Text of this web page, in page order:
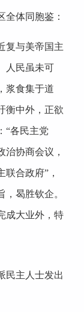
全体同胞鉴：
复与美帝国主
人民虽未可
浆食集于道
衡中外，正欲
“各民主党
协商会议，
合政府”，
曷胜钦企。
成大业外，特
民主人士发出